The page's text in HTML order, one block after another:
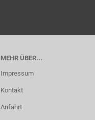
MEHR ÜBER...
Impressum
Kontakt
Anfahrt